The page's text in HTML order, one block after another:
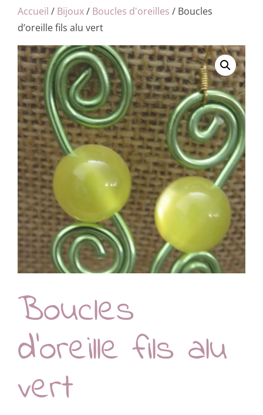
Accueil / Bijoux/ Boucles d'oreilles / Boucles
d’oreille fils alu vert
Boucles
d’oreille fils alu
vert